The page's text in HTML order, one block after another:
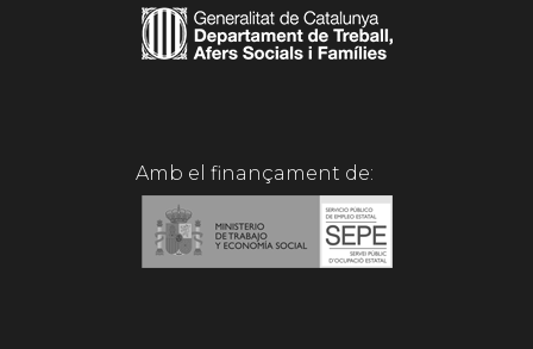
Amb el finançament de: